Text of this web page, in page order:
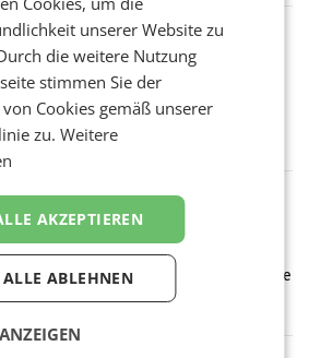
Plus von 3,8 Prozent gegenüber dem
& MEDIA
spart und macht
viel Gewinn
MAILAND/AMSTERDAM. Der
ProSiebenSat.1 hat im
dank Kostensenkungen operativ
Gewinn gemacht und die
Bühne für Zirkularität: ARA und
informieren am POS über
den gesamten August hinweg rücken die
Recycling Austria AG (ARA) und der
Helden“ in allen österreichischen
unserer Website zu
die weitere Nutzung
stimmen Sie der
Cookies gemäß unserer
zu.Weitere
AKZEPTIEREN
ALLE ABLEHNEN